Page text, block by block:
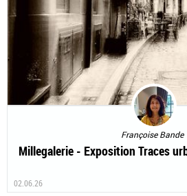
Françoise Bande
Millegalerie - Exposition Traces
02.06.26